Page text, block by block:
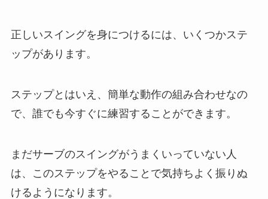
正しいスイングを身につけるには、いくつかステ
ップがあります。
ステップとはいえ、簡単な動作の組み合わせなの
で、誰でも今すぐに練習することができます。
まだサーブのスイングがうまくいっていない人
は、このステップをやることで気持ちよく振りぬ
けるようになります。